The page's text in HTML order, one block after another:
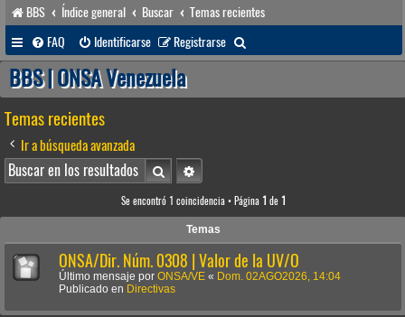
BBS Índice general Buscar
Temas recientes
FAQ
Identificarse Registrarse
u
BBS | ONSA Venezuela
Temas recientes
Ir a búsqueda avanzada
BuscarBúsqueda avanzada
Se encontró 1 coincidencia • Página 1 de 1
Temas
ONSA/Dir. Núm. 0308 | Valor de la UV/O
Último mensaje por ONSA/VE « Dom. 02AGO2026, 14:04
Publicado en Directivas